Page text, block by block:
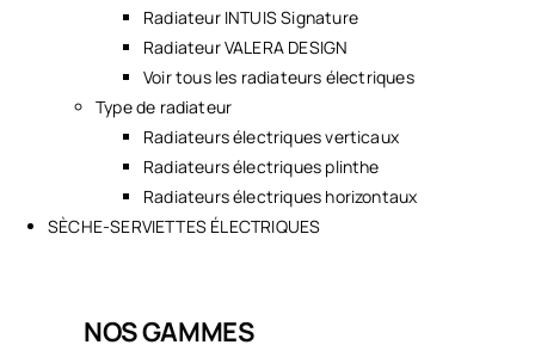
Radiateur INTUIS Signature
Radiateur VALERA DESIGN
Voir tous les radiateurs électriques
Type de radiateur
Radiateurs électriques verticaux
Radiateurs électriques plinthe
Radiateurs électriques horizontaux
SÈCHE-SERVIETTES ÉLECTRIQUES
NOS GAMMES